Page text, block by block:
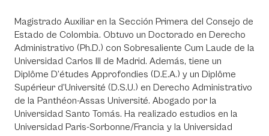
Magistrado Auxiliar en la Sección Primera del Consejo de
Estado de Colombia. Obtuvo un Doctorado en Derecho
Administrativo (Ph.D.) con Sobresaliente Cum Laude de la
Universidad Carlos III de Madrid. Además, tiene un
Diplôme D’études Approfondies (D.E.A.) y un Diplôme
Supérieur d’Université (D.S.U.) en Derecho Administrativo
de la Panthéon-Assas Université. Abogado por la
Universidad Santo Tomás. Ha realizado estudios en la
Universidad Paris-Sorbonne/Francia y la Universidad